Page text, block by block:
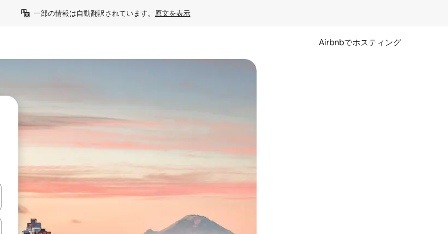
一部の情報は自動翻訳されています。 原文を表示
Airbnbでホスティング
するか、画面をタッチまたはスワイプして検索結果を確認することができます。